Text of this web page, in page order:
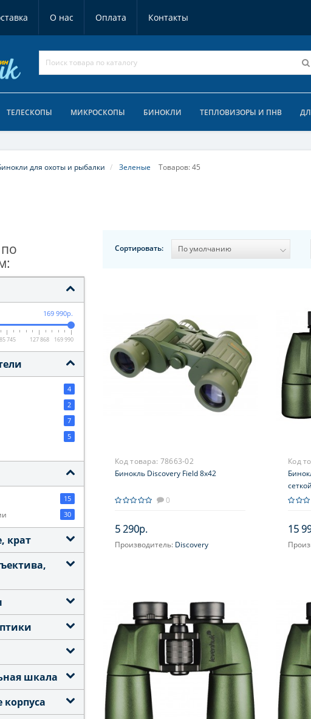
О нас Оплата Контакты
ТЕЛЕСКОПЫ МИКРОСКОПЫ БИНОКЛИ ТЕПЛОВИЗОРЫ И ПНВ
для охоты и рыбалки Зеленые Товаров: 45
169 990р.
85 745 127 868 169 990
4
2
7
5
7
15
30
крат
шкала
Сортировать:
Код товара: 78663-02
Бинокль Discovery Field 8x42
0
5 290р.
Производитель: Discovery
Код
сеткой
15